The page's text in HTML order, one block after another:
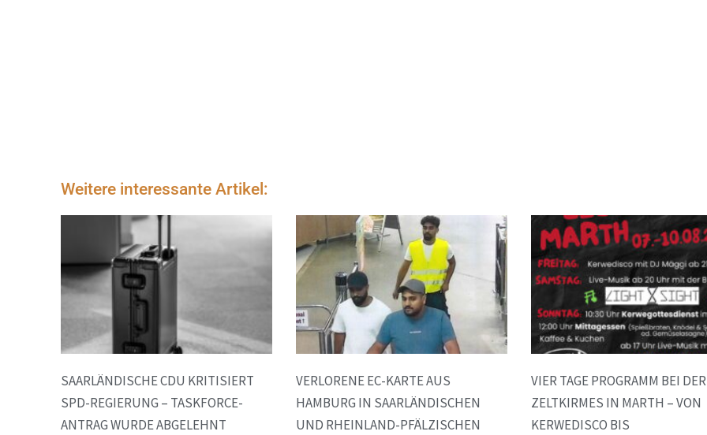
Weitere interessante Artikel:
SAARLÄNDISCHE CDU KRITISIERT
SPD-REGIERUNG – TASKFORCE-
ANTRAG WURDE ABGELEHNT
VERLORENE EC-KARTE AUS
HAMBURG IN SAARLÄNDISCHEN
UND RHEINLAND-PFÄLZISCHEN
VIER TAGE PROGRAMM BEI DER
ZELTKIRMES IN MARTH – VON
KERWEDISCO BIS